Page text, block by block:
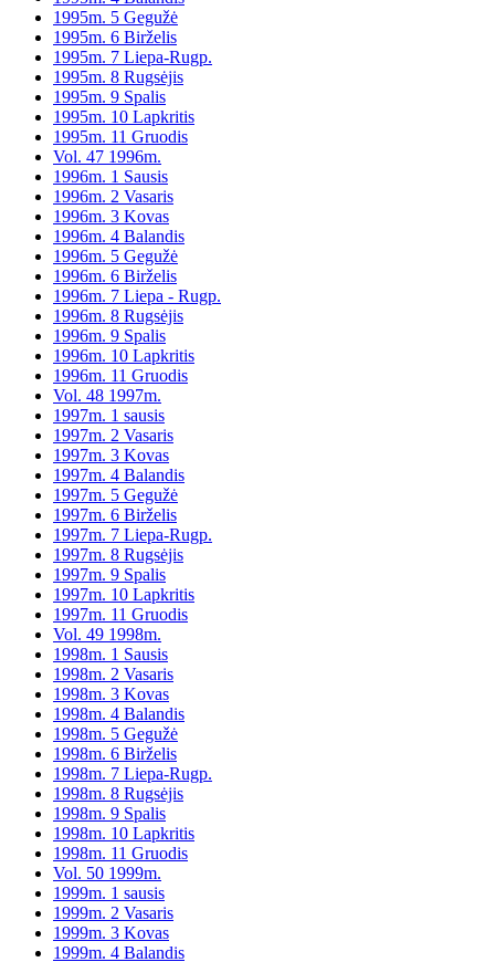
1995m. 5 Gegužė
1995m. 6 Birželis
1995m. 7 Liepa-Rugp.
1995m. 8 Rugsėjis
1995m. 9 Spalis
1995m. 10 Lapkritis
1995m. 11 Gruodis
Vol. 47 1996m.
1996m. 1 Sausis
1996m. 2 Vasaris
1996m. 3 Kovas
1996m. 4 Balandis
1996m. 5 Gegužė
1996m. 6 Birželis
1996m. 7 Liepa - Rugp.
1996m. 8 Rugsėjis
1996m. 9 Spalis
1996m. 10 Lapkritis
1996m. 11 Gruodis
Vol. 48 1997m.
1997m. 1 sausis
1997m. 2 Vasaris
1997m. 3 Kovas
1997m. 4 Balandis
1997m. 5 Gegužė
1997m. 6 Birželis
1997m. 7 Liepa-Rugp.
1997m. 8 Rugsėjis
1997m. 9 Spalis
1997m. 10 Lapkritis
1997m. 11 Gruodis
Vol. 49 1998m.
1998m. 1 Sausis
1998m. 2 Vasaris
1998m. 3 Kovas
1998m. 4 Balandis
1998m. 5 Gegužė
1998m. 6 Birželis
1998m. 7 Liepa-Rugp.
1998m. 8 Rugsėjis
1998m. 9 Spalis
1998m. 10 Lapkritis
1998m. 11 Gruodis
Vol. 50 1999m.
1999m. 1 sausis
1999m. 2 Vasaris
1999m. 3 Kovas
1999m. 4 Balandis